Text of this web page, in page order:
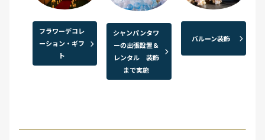
フラワーデコレ
ーション・ギフ
ト
シャンパンタワ
ーの出張設置＆
レンタル 装飾
まで実施
バルーン装飾